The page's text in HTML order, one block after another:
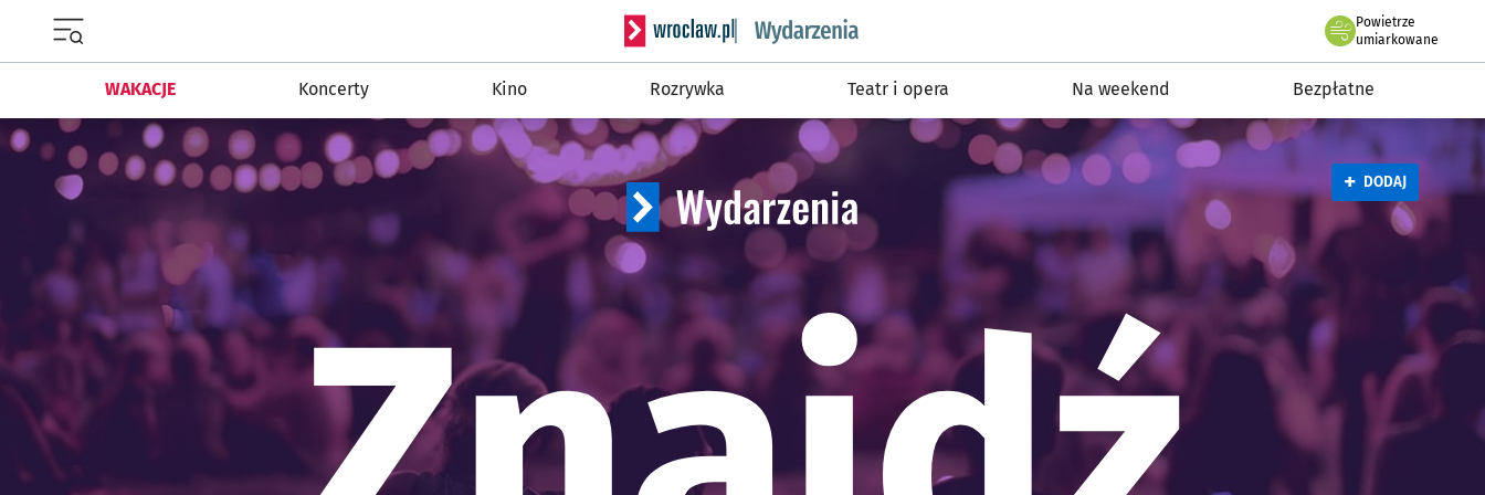
Serwis informacyjny wroclaw.pl podserwis:
Powietrze
we Wrocławiu
umiarkowane
WAKACJE Koncerty Kino Rozrywka Teatr i opera Na weekend Bezpłatne
+ DODAJ